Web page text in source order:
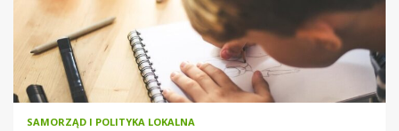
SAMORZĄD I POLITYKA LOKALNA